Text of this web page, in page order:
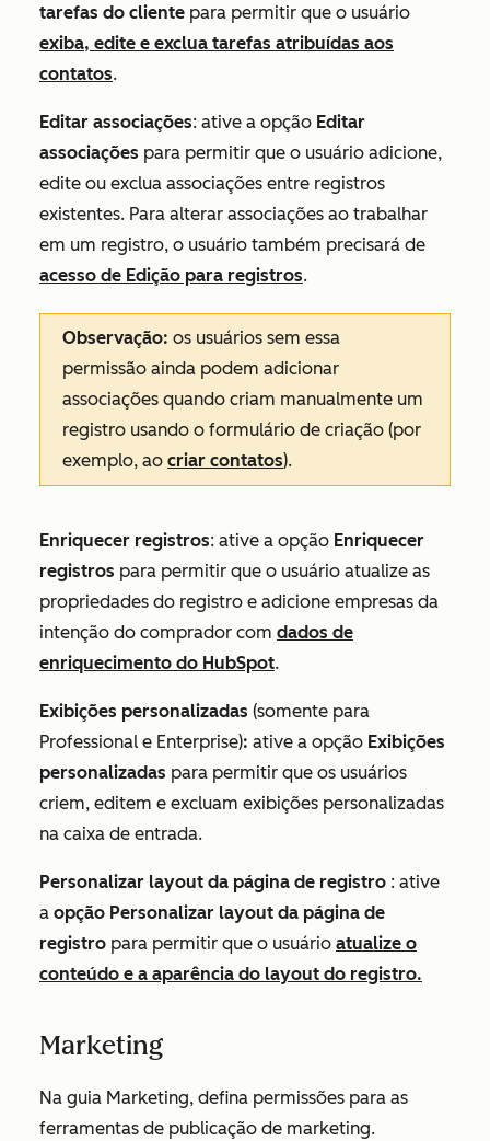
tarefas do cliente para permitir que o usuário
exiba, edite e exclua tarefas atribuídas aos
contatos.
Editar associações: ative a opção Editar
associações para permitir que o usuário adicione,
edite ou exclua associações entre registros
existentes. Para alterar associações ao trabalhar
em um registro, o usuário também precisará de
acesso de Edição para registros.
Observação: os usuários sem essa
permissão ainda podem adicionar
associações quando criam manualmente um
registro usando o formulário de criação (por
exemplo, ao criar contatos).
Enriquecer registros: ative a opção Enriquecer
registros para permitir que o usuário atualize as
propriedades do registro e adicione empresas da
intenção do comprador com dados de
enriquecimento do HubSpot.
Exibições personalizadas (somente para
Professional e Enterprise): ative a opção Exibições
personalizadas para permitir que os usuários
criem, editem e excluam exibições personalizadas
na caixa de entrada.
Personalizar layout da página de registro : ative
a opção Personalizar layout da página de
registro para permitir que o usuário atualize o
conteúdo e a aparência do layout do registro.
Marketing
Na guia Marketing, defina permissões para as
ferramentas de publicação de marketing.